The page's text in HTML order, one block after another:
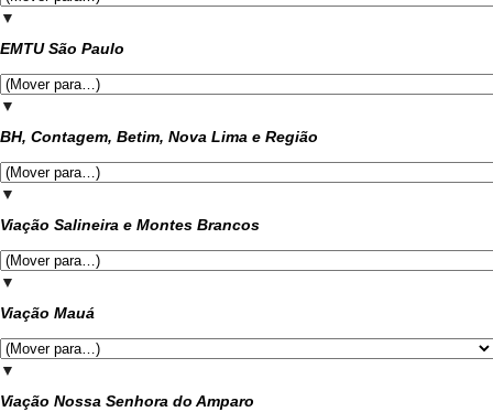
▼
EMTU São Paulo
▼
BH, Contagem, Betim, Nova Lima e Região
▼
Viação Salineira e Montes Brancos
▼
Viação Mauá
▼
Viação Nossa Senhora do Amparo